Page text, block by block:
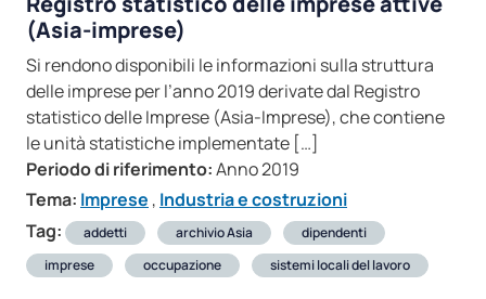
(Asia-imprese)
Si rendono disponibili le informazioni sulla struttura
delle imprese per l’anno 2019 derivate dal Registro
statistico delle Imprese (Asia-Imprese), che contiene
le unità statistiche implementate […]
Periodo di riferimento:Anno 2019
Tema: Imprese , Industria e costruzioni
Tag:
addetti archivio Asia
dipendenti
imprese
occupazione sistemi locali del lavoro